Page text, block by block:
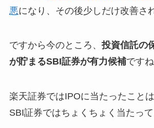
悪になり、その後少しだけ改善さ
ですから今のところ、 投資信託の
が貯まるSBI証券が有力候補ですね
楽天証券ではIPOに当たったこと
SBI証券ではちょくちょく当たって